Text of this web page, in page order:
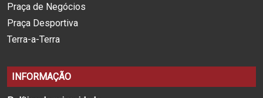
Praça de Negócios
Praça Desportiva
Terra-a-Terra
INFORMAÇÃO